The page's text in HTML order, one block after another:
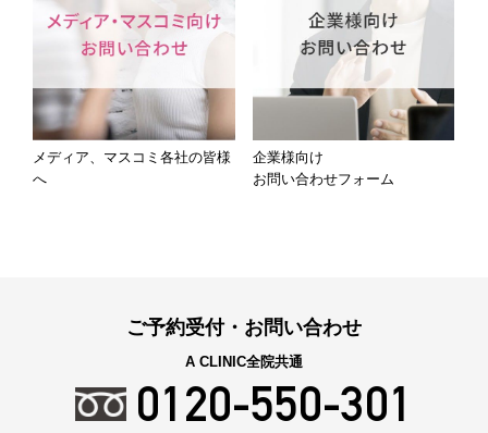
メディア、マスコミ各社の皆様
へ
企業様向け
お問い合わせフォーム
ご予約受付・お問い合わせ
A CLINIC全院共通
0120-550-301